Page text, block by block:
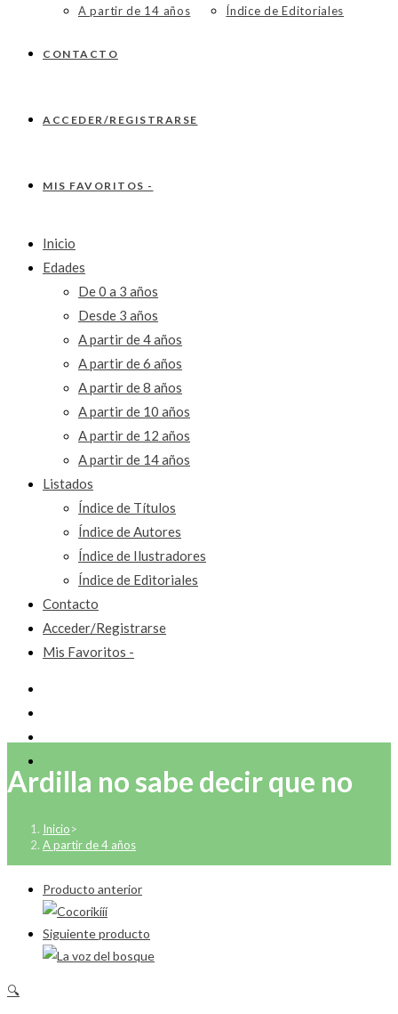
A partir de 14 años
Índice de Editoriales
CONTACTO
ACCEDER/REGISTRARSE
MIS FAVORITOS -
Inicio
Edades
De 0 a 3 años
Desde 3 años
A partir de 4 años
A partir de 6 años
A partir de 8 años
A partir de 10 años
A partir de 12 años
A partir de 14 años
Listados
Índice de Títulos
Índice de Autores
Índice de Ilustradores
Índice de Editoriales
Contacto
Acceder/Registrarse
Mis Favoritos -
Ardilla no sabe decir que no
Inicio>
A partir de 4 años
Producto anterior
Siguiente producto
🔍